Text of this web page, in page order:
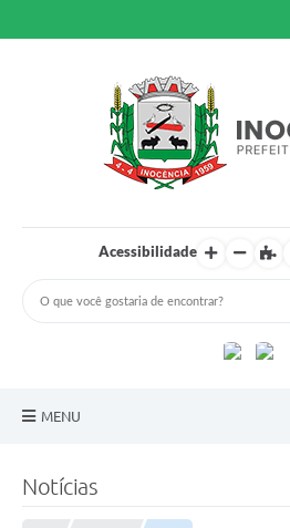
Acessibilidade
MENU
Notícias